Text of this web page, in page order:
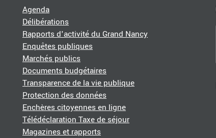
Agenda
Délibérations
Rapports d'activité du Grand Nancy
Enquêtes publiques
Marchés publics
Documents budgétaires
Transparence de la vie publique
Protection des données
Enchères citoyennes en ligne
Télédéclaration Taxe de séjour
Magazines et rapports